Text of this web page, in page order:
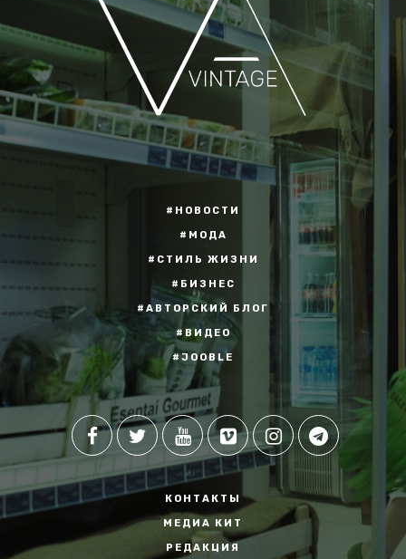
#НОВОСТИ
#МОДА
#СТИЛЬ ЖИЗНИ
#БИЗНЕС
#АВТОРСКИЙ БЛОГ
#ВИДЕО
#JOOBLE
КОНТАКТЫ
МЕДИА КИТ
РЕДАКЦИЯ